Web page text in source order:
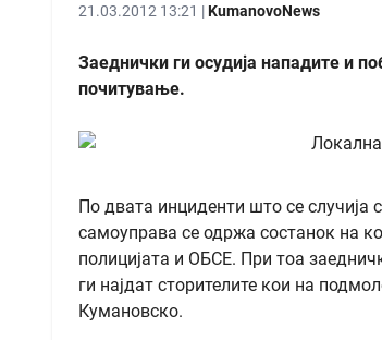
21.03.2012 13:21 |KumanovoNews
Заеднички ги осудија нападите и
почитување.
По двата инциденти што се случија
самоуправа се одржа состанок на
полицијата и ОБСЕ. При тоа
ги најдат сторителите кои на
Кумановско.